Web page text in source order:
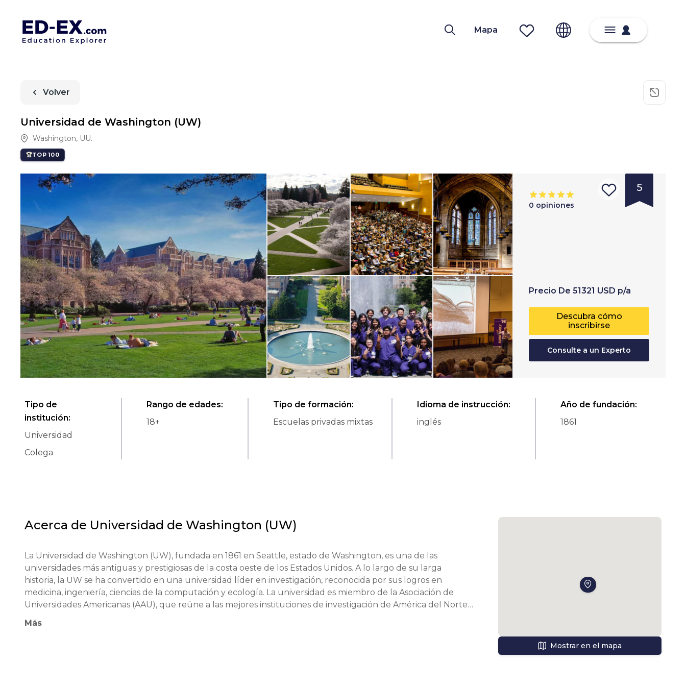
Mapa
Volver
Universidad de Washington (UW)
Washington, UU.
TOP 100
5
0 opiniones
Precio De 51321 USD p/a
Descubra cómo
inscribirse
Consulte a un Experto
Tipo de
institución:
Universidad
Colega
Rango de edades:
18+
Tipo de formación:
Escuelas privadas mixtas
Idioma de instrucción:
inglés
Año de fundación:
1861
Acerca de Universidad de Washington (UW)
La Universidad de Washington (UW), fundada en 1861 en Seattle, estado de Washington, es una de las
universidades más antiguas y prestigiosas de la costa oeste de los Estados Unidos. A lo largo de su larga
historia, la UW se ha convertido en una universidad líder en investigación, reconocida por sus logros en
medicina, ingeniería, ciencias de la computación y ecología. La universidad es miembro de la Asociación de
Universidades Americanas (AAU), que reúne a las mejores instituciones de investigación de América del Norte.
del Premio Nobel y destacados líderes sociales. La universidad mantiene relaciones estratégicas con empresas
Más
Mostrar en el mapa